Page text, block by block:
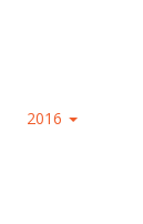
2016